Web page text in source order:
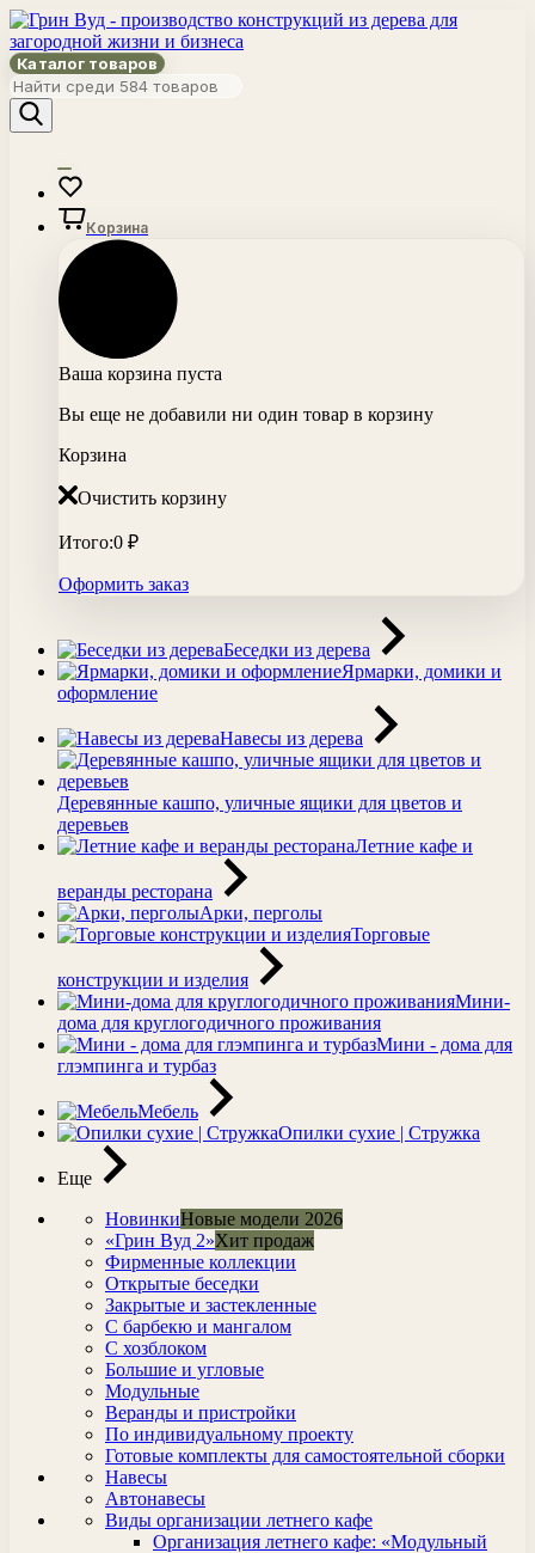
Каталог товаров
Корзина
Ваша корзина пуста
Вы еще не добавили ни один товар в корзину
Корзина
Очистить корзину
Итого:0 ₽
Оформить заказ
Беседки из дерева
Ярмарки, домики и
оформление
Навесы из дерева
Деревянные кашпо, уличные ящики для цветов и
деревьев
Летние кафе и
веранды ресторана
Арки, перголы
Торговые
конструкции и изделия
Мини-
дома для круглогодичного проживания
Мини - дома для
глэмпинга и турбаз
Мебель
Опилки сухие | Стружка
Еще
НовинкиНовые модели 2026
«Грин Вуд 2»Хит продаж
Фирменные коллекции
Открытые беседки
Закрытые и застекленные
С барбекю и мангалом
С хозблоком
Большие и угловые
Модульные
Веранды и пристройки
По индивидуальному проекту
Готовые комплекты для самостоятельной сборки
Навесы
Автонавесы
Виды организации летнего кафе
Организация летнего кафе: «Модульный